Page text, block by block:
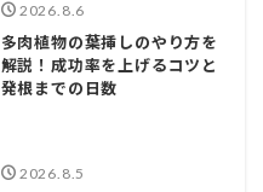
2026.8.6
多肉植物の葉挿しのやり方を
解説！成功率を上げるコツと
発根までの日数
2026.8.5